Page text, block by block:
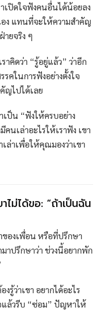
ปิดใจฟังคนอื่นได้น้อยลง
ง แทนที่จะให้ความสำคัญ
ายจริง ๆ
าคิดว่า “รู้อยู่แล้ว” ว่าอีก
คในการฟังอย่างตั้งใจ
ญไปได้เลย
เป็น “ฟังให้ครบอย่าง
คนเล่าอะไรให้เราฟัง เขา
ล่าเพื่อให้คุณมองว่าเขา
ม่ได้ขอ: “ถ้าเป็นฉัน
ของเพื่อน หรือที่ปรึกษา
าปรึกษาว่า ช่วงนี้อยากพัก
รู้ว่าเขา อยากได้อะไร
แล้วรีบ “ซ่อม” ปัญหาให้